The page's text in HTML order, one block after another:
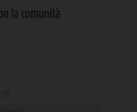
la comunità